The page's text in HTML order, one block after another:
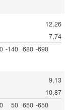
12,26
7,74
-140 680 -690
9,13
10,87
50 650 -650